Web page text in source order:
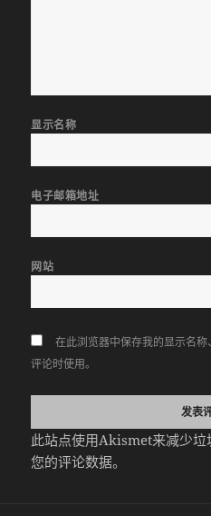
显示名称
电子邮箱地址
网站
在此浏览器中保存我的显示名
评论时使用。
此站点使用Akismet来减少垃
您的评论数据。